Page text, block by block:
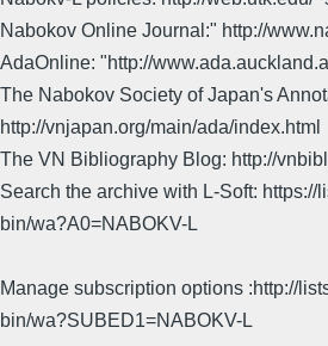
Nabokov Online Journal:" http://
AdaOnline: "http://
The Nabokov Society of Japan's
http://vnjapan.org/main/ada/index.html
The VN Bibliography Blog: http://
Search the archive with L-Soft: https://
bin/wa?A0=NABOKV-L
Manage subscription options :http://
bin/wa?SUBED1=NABOKV-L